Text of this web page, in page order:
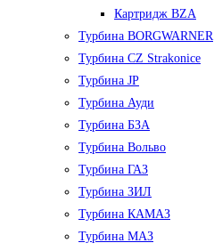
Картридж BZA
Турбина BORGWARNER
Турбина CZ Strakonice
Турбина JP
Турбина Ауди
Турбина БЗА
Турбина Вольво
Турбина ГАЗ
Турбина ЗИЛ
Турбина КАМАЗ
Турбина МАЗ